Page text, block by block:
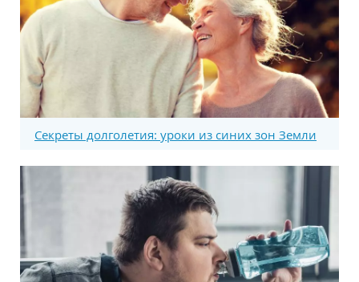
Секреты долголетия: уроки из синих зон Земли